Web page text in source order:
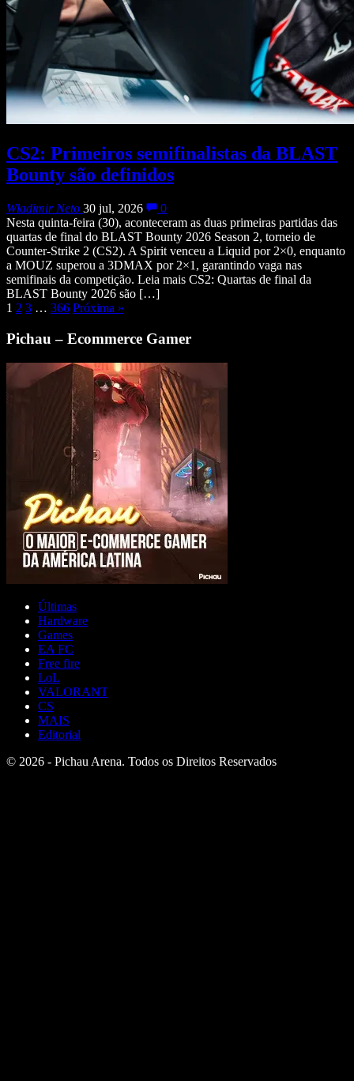
CS2: Primeiros semifinalistas da BLAST
Bounty são definidos
Wladimir Neto 30 jul, 2026
0
Nesta quinta-feira (30), aconteceram as duas primeiras partidas das
quartas de final do BLAST Bounty 2026 Season 2, torneio de
Counter-Strike 2 (CS2). A Spirit venceu a Liquid por 2×0, enquanto
a MOUZ superou a 3DMAX por 2×1, garantindo vaga nas
semifinais da competição. Leia mais CS2: Quartas de final da
BLAST Bounty 2026 são […]
1 2 3 … 366 Próxima »
Pichau – Ecommerce Gamer
Últimas
Hardware
Games
EA FC
Free fire
LoL
VALORANT
CS
MAIS
Editorial
© 2026 - Pichau Arena. Todos os Direitos Reservados